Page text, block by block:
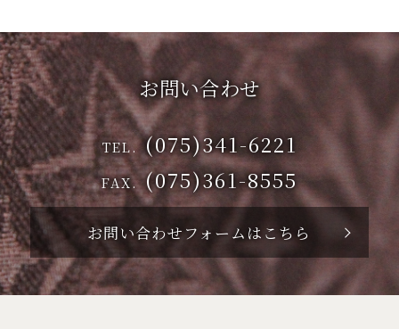
お問い合わせ
TEL. (075)341-6221
FAX.(075)361-8555
お問い合わせフォームはこちら